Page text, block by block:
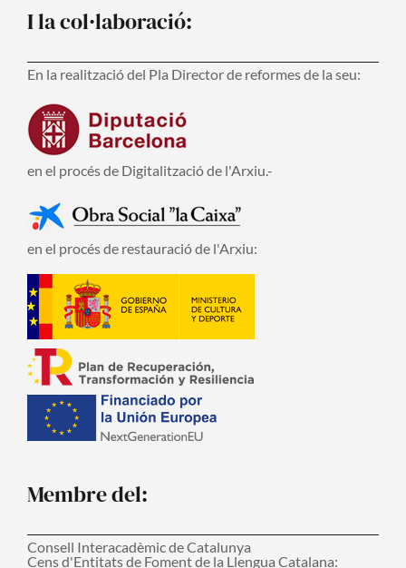
I la col·laboració:
En la realització del Pla Director de reformes de la seu:
en el procés de Digitalització de l'Arxiu.-
en el procés de restauració de l'Arxiu:
Membre del:
Consell Interacadèmic de Catalunya
Cens d'Entitats de Foment de la Llengua Catalana: